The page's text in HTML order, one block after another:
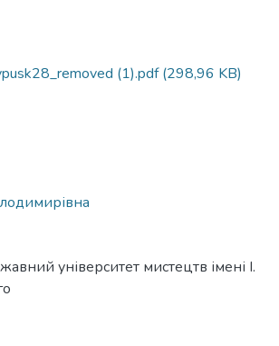
(1).pdf(298,96 KB)
університет мистецтв імені І.